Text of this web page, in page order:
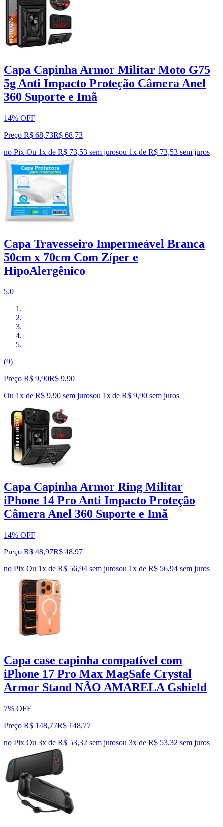
Capa Capinha Armor Militar Moto G75
5g Anti Impacto Proteção Câmera Anel
360 Suporte e Imã
14% OFF
Preço R$ 68,73R$ 68,73
no Pix Ou 1x de R$ 73,53 sem jurosou 1x de R$ 73,53 sem juros
Capa Travesseiro Impermeável Branca
50cm x 70cm Com Zíper e
HipoAlergênico
5.0
(9)
Preço R$ 9,90R$ 9,90
Ou 1x de R$ 9,90 sem jurosou 1x de R$ 9,90 sem juros
Capa Capinha Armor Ring Militar
iPhone 14 Pro Anti Impacto Proteção
Câmera Anel 360 Suporte e Imã
14% OFF
Preço R$ 48,97R$ 48,97
no Pix Ou 1x de R$ 56,94 sem jurosou 1x de R$ 56,94 sem juros
Capa case capinha compatível com
iPhone 17 Pro Max MagSafe Crystal
Armor Stand NÃO AMARELA Gshield
7% OFF
Preço R$ 148,77R$ 148,77
no Pix Ou 3x de R$ 53,32 sem jurosou 3x de R$ 53,32 sem juros